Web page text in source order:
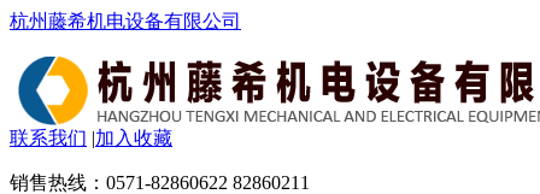
杭州藤希机电设备有限公司
联系我们 |加入收藏
销售热线： 0571-82860622 82860211